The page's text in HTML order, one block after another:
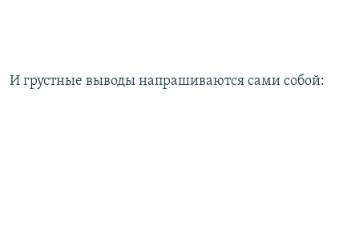
И грустные выводы напрашиваются сами собой: